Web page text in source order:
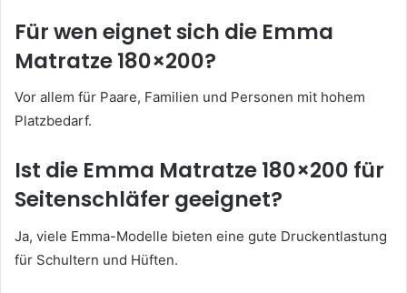
Für wen eignet sich die Emma
Matratze 180×200?
Vor allem für Paare, Familien und Personen mit hohem
Platzbedarf.
Ist die Emma Matratze 180×200 für
Seitenschläfer geeignet?
Ja, viele Emma-Modelle bieten eine gute Druckentlastung
für Schultern und Hüften.